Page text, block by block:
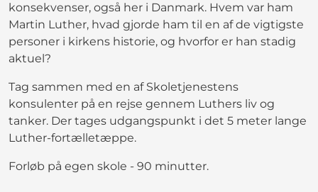
konsekvenser, også her i Danmark. Hvem var ham
Martin Luther, hvad gjorde ham til en af de vigtigste
personer i kirkens historie, og hvorfor er han stadig
aktuel?
Tag sammen med en af Skoletjenestens
konsulenter på en rejse gennem Luthers liv og
tanker. Der tages udgangspunkt i det 5 meter lange
Luther-fortælletæppe.
Forløb på egen skole - 90 minutter.